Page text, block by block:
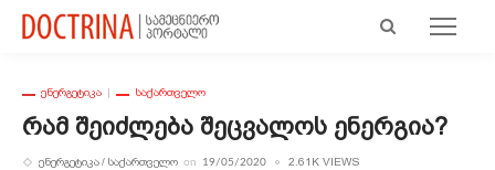
ᲔᲜᲔᲠᲒᲔᲢᲘᲙᲐ ᲡᲐᲥᲐᲠᲗᲕᲔᲚᲝ
Რამ Შეიძლება Შეცვალოს Ენერგია?
ᲔᲜᲔᲠᲒᲔᲢᲘᲙᲐ ᲡᲐᲥᲐᲠᲗᲕᲔᲚᲝ on 19/05/2020 2.61K VIEWS